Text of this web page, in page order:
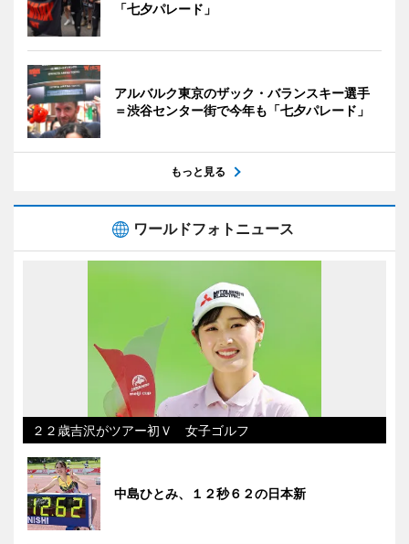
「七夕パレード」
アルバルク東京のザック・バランスキー選手
＝渋谷センター街で今年も「七夕パレード」
もっと見る
ワールドフォトニュース
２２歳吉沢がツアー初Ｖ 女子ゴルフ
中島ひとみ、１２秒６２の日本新